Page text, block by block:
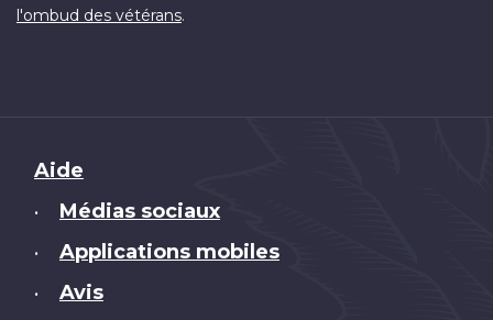
l'ombud des vétérans.
Brand
Aide
• Médias sociaux
• Applications mobiles
• Avis